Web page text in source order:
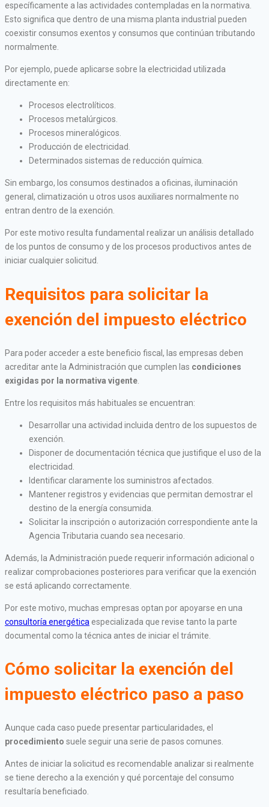
específicamente a las actividades contempladas en la normativa.
Esto significa que dentro de una misma planta industrial pueden
coexistir consumos exentos y consumos que continúan tributando
normalmente.
Por ejemplo, puede aplicarse sobre la electricidad utilizada
directamente en:
Procesos electrolíticos.
Procesos metalúrgicos.
Procesos mineralógicos.
Producción de electricidad.
Determinados sistemas de reducción química.
Sin embargo, los consumos destinados a oficinas, iluminación
general, climatización u otros usos auxiliares normalmente no
entran dentro de la exención.
Por este motivo resulta fundamental realizar un análisis detallado
de los puntos de consumo y de los procesos productivos antes de
iniciar cualquier solicitud.
Requisitos para solicitar la
exención del impuesto eléctrico
Para poder acceder a este beneficio fiscal, las empresas deben
acreditar ante la Administración que cumplen las condiciones
exigidas por la normativa vigente
Entre los requisitos más habituales se encuentran:
Desarrollar una actividad incluida dentro de los supuestos de
exención.
Disponer de documentación técnica que justifique el uso de la
electricidad.
Identificar claramente los suministros afectados.
Mantener registros y evidencias que permitan demostrar el
destino de la energía consumida.
Solicitar la inscripción o autorización correspondiente ante la
Agencia Tributaria cuando sea necesario.
Además, la Administración puede requerir información adicional o
realizar comprobaciones posteriores para verificar que la exención
se está aplicando correctamente.
Por este motivo, muchas empresas optan por apoyarse en una
consultoría energética especializada que revise tanto la parte
documental como la técnica antes de iniciar el trámite.
Cómo solicitar la exención del
impuesto eléctrico paso a paso
Aunque cada caso puede presentar particularidades, el
procedimiento suele seguir una serie de pasos comunes.
Antes de iniciar la solicitud es recomendable analizar si realmente
se tiene derecho a la exención y qué porcentaje del consumo
resultaría beneficiado.